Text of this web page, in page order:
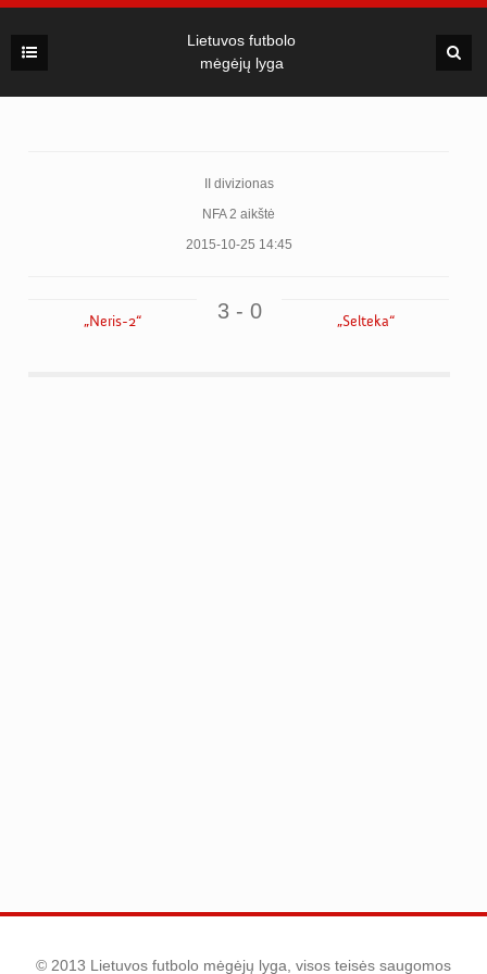
Lietuvos futbolo
mėgėjų lyga
II divizionas
NFA 2 aikštė
2015-10-25 14:45
3 - 0
„Neris-2“ „Selteka“
© 2013 Lietuvos futbolo mėgėjų lyga, visos teisės saugomos